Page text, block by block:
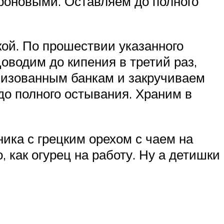
По прошествии указанного
до кипения в третий раз,
банкам и закручиваем
полного остывания. Храним в
с грецким орехом с чаем на
огурец на работу. Ну а детишки